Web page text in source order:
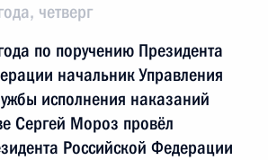
четверг
по поручению Президента
начальник Управления
исполнения наказаний
Сергей Мороз провёл
Российской Федерации